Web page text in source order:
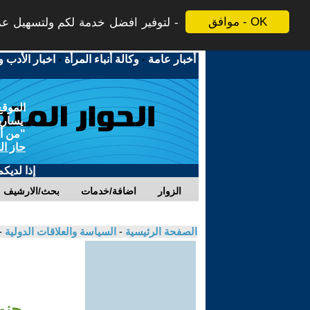
موافق - OK لتوفير افضل خدمة لكم ولتسهيل
أخبار عامة -وكالة أنباء المرأة - اخبار الأدب
"من
حاز
إذا
بحث/الارشيف اضافة/خدمات الزوار
الصفحة الرئيسية - السياسة والعلاقات الدولية